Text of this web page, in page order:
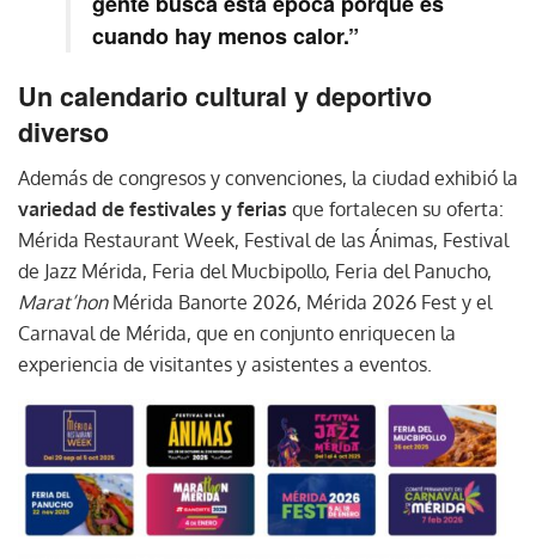
cuando hay menos calor.”
Un calendario cultural y deportivo
diverso
Además de congresos y convenciones, la ciudad exhibió la
variedad de festivales y ferias que fortalecen su oferta:
Mérida Restaurant Week, Festival de las Ánimas, Festival
de Jazz Mérida, Feria del Mucbipollo, Feria del Panucho,
Marat’honMérida Banorte 2026, Mérida 2026 Fest y el
Carnaval de Mérida, que en conjunto enriquecen la
experiencia de visitantes y asistentes a eventos.